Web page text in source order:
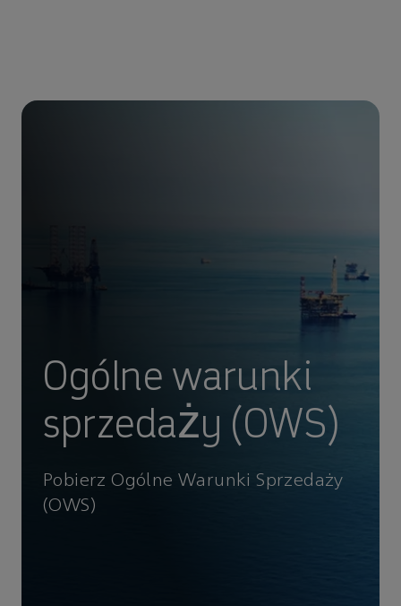
Ogólne warunki
sprzedaży (OWS)
Pobierz Ogólne Warunki Sprzedaży
(OWS)